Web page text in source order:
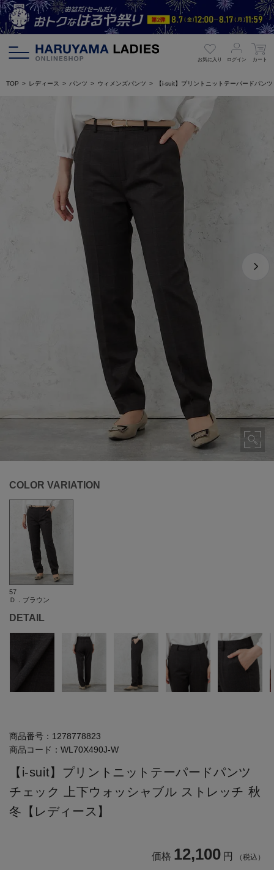
お気に入り ログイン カート
TOP レディース パンツ ウィメンズパンツ 【i-suit】プリントニットテーパードパン
COLOR VARIATION
57
Ｄ．ブラウン
DETAIL
商品番号： 1278778823
商品コード： WL70X490J-W
【i-suit】プリントニットテーパードパンツ
チェック 上下ウォッシャブル ストレッチ 秋
冬【レディース】
価格 12,100 円 （税込）